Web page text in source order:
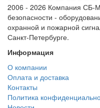
2006 - 2026 Компания СБ-
безопасности -
охранной и пожарной
Санкт-Петербурге.
Информация
О компании
Оплата и доставка
Контакты
Политика